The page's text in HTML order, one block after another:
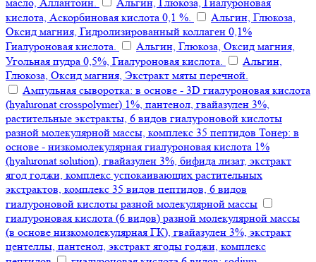
кислота, Аскорбиновая кислота 0,1 %.
Альгин, Глюкоза,
Оксид магния, Гидролизированный коллаген 0,1%
Гиалуроновая кислота.
Альгин, Глюкоза, Оксид магния,
Угольная пудра 0,5%, Гиалуроновая кислота.
Альгин,
Глюкоза, Оксид магния, Экстракт мяты перечной.
Ампульная сыворотка: в основе - 3D гиалуроновая кислота
(hyaluronat crosspolymer) 1%, пантенол, гвайазулен 3%,
растительные экстракты, 6 видов гиалуроновой кислоты
разной молекулярной массы, комплекс 35 пептидов Тонер: в
основе - низкомолекулярная гиалуроновая кислота 1%
(hyaluronat solution), гвайазулен 3%, бифида лизат, экстракт
ягод годжи, комплекс успокаивающих растительных
экстрактов, комплекс 35 видов пептидов, 6 видов
гиалуроновой кислоты разной молекулярной массы
гиалуроновая кислота (6 видов) разной молекулярной массы
(в основе низкомолекулярная ГК), гвайазулен 3%, экстракт
центеллы, пантенол, экстракт ягоды годжи, комплекс